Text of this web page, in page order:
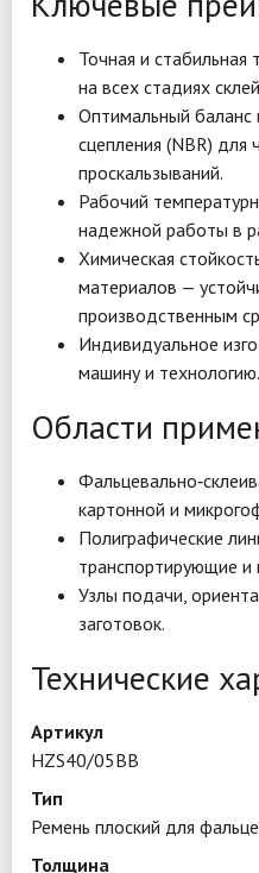
Точная и стабильная
на всех стадиях
Оптимальный баланс
сцепления (NBR)
проскальзываний.
Рабочий
надежной работы в
Химическая
материалов —
производственным
Индивидуальное
машину и технологию.
Области
картонной и
Полиграфические
транспортирующие и
Узлы подачи,
заготовок.
Технические
Артикул
HZS40/05BB
Тип
Ремень плоский для
Толщина